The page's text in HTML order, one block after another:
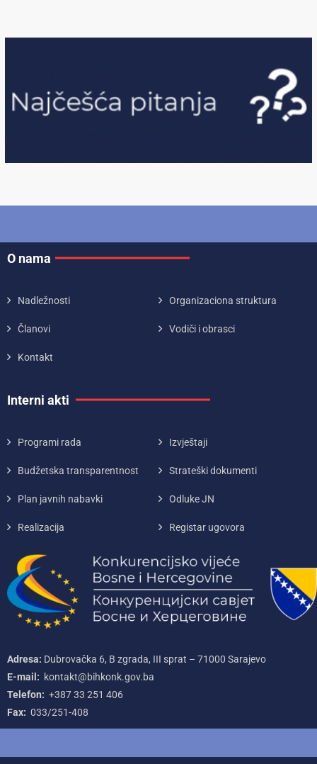
O nama
Nadležnosti Organizaciona struktura
Članovi Vodiči i obrasci
Kontakt
Interni akti
Programi rada Izvještaji
Budžetska transparentnost Strateški dokumenti
Plan javnih nabavki Odluke JN
Realizacija Registar ugovora
Adresa: Dubrovačka 6, B zgrada, III sprat – 71000‌ Sarajevo
E-mail: kontakt@bihkonk.gov.ba
Telefon: +387‌ 33‌ 251‌ 406
Fax: 033/251-408